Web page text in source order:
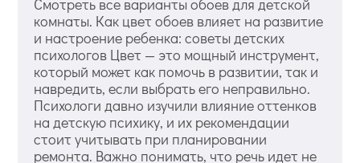
Смотреть все варианты обоев для детской
комнаты. Как цвет обоев влияет на развитие
и настроение ребенка: советы детских
психологов Цвет — это мощный инструмент,
который может как помочь в развитии, так и
навредить, если выбрать его неправильно.
Психологи давно изучили влияние оттенков
на детскую психику, и их рекомендации
стоит учитывать при планировании
ремонта. Важно понимать, что речь идет не